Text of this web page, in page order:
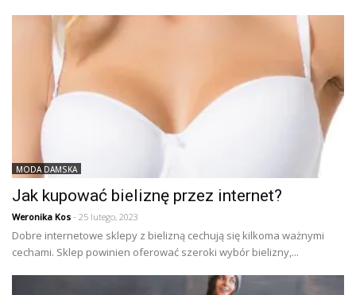
MODA DAMSKA
Jak kupować bieliznę przez internet?
Weronika Kos - 25 lutego, 2023
Dobre internetowe sklepy z bielizną cechują się kilkoma ważnymi
cechami. Sklep powinien oferować szeroki wybór bielizny,...